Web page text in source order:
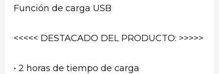
Función de carga USB
<<<<< DESTACADO DEL PRODUCTO: >>>>>
• 2 horas de tiempo de carga